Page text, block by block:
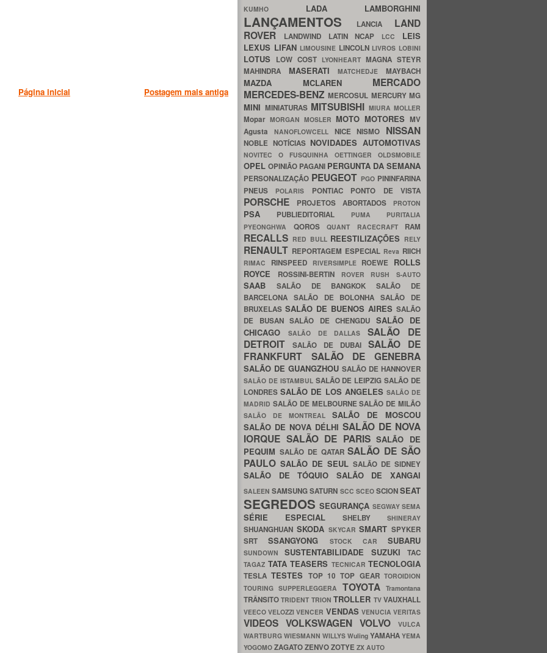
Postagem mais antiga
Página inicial
KUMHO LADA LAMBORGHINI
LANÇAMENTOS LANCIA LAND
ROVER
LANDWIND LATIN NCAP LCC LEIS
LEXUS LIFAN LIMOUSINE LINCOLN LIVROS LOBINI
LOTUS LOW COST LYONHEART MAGNA STEYR
MAHINDRA MASERATIMATCHEDJEMAYBACH
MAZDA MCLAREN MERCADO
MERCEDES-BENZMERCOSUL MERCURYMG
MINI MINIATURAS MITSUBISHI MIURA MOLLER
Mopar MORGAN MOSLER MOTO MOTORES MV
Agusta NANOFLOWCELL NICENISMO NISSAN
NOBLE NOTÍCIAS NOVIDADES AUTOMOTIVAS
NOVITEC O FUSQUINHA OETTINGER OLDSMOBILE
OPEL OPINIÃO PAGANI PERGUNTA DA SEMANA
PERSONALIZAÇÃO PEUGEOT PGO PININFARINA
PNEUS
POLARIS PONTIAC PONTO DE VISTA
PORSCHE PROJETOS ABORTADOS PROTON
PSA PUBLIEDITORIAL PUMA PURITALIA
PYEONGHWA QOROS QUANT RACECRAFT RAM
RECALLS RED BULL REESTILIZAÇÕES RELY
RENAULT REPORTAGEM ESPECIAL Reva RIICH
RIMAC RINSPEED RIVERSIMPLE ROEWE ROLLS
ROYCE
ROSSINI-BERTIN ROVER RUSH S-AUTO
SAAB SALÃO DE BANGKOKSALÃO DE
BARCELONA SALÃO DE BOLONHASALÃO DE
BRUXELAS SALÃO DE BUENOS AIRES SALÃO
DE BUSAN SALÃO DE CHENGDU SALÃO DE
CHICAGO
SALÃO DE DALLASSALÃO DE
DETROIT
SALÃO DE DUBAI SALÃO DE
FRANKFURT SALÃO DE GENEBRA
SALÃO DE GUANGZHOU SALÃO DE HANNOVER
SALÃO DE ISTAMBUL SALÃO DE LEIPZIGSALÃO DE
LONDRESSALÃO DE LOS ANGELES SALÃO DE
MADRID SALÃO DE MELBOURNESALÃO DE MILÃO
SALÃO DE MONTREAL SALÃO DE MOSCOU
SALÃO DE NOVA DÉLHI SALÃO DE NOVA
IORQUE SALÃO DE PARISSALÃO DE
PEQUIM SALÃO DE QATARSALÃO DE SÃO
PAULO SALÃO DE SEUL SALÃO DE SIDNEY
SALÃO DE TÓQUIO SALÃO DE XANGAI
SALEENSAMSUNGSATURN SCC SCEO SCIONSEAT
SEGREDOSSEGURANÇA SEGWAYSEMA
SÉRIE ESPECIAL SHELBY SHINERAY
SHUANGHUAN SKODA SKYCARSMART SPYKER
SRTSSANGYONG STOCK CAR SUBARU
SUNDOWNSUSTENTABILIDADE SUZUKITAC
TAGAZ TATA TEASERS TECNICAR TECNOLOGIA
TESLATESTES TOP 10TOP GEARTOROIDION
TOURING SUPPERLEGGERA TOYOTATramontana
TRÂNSITOTRIDENT TRIONTROLLER TVVAUXHALL
VEECOVELOZZIVENCER VENDAS VENUCIAVERITAS
VIDEOS VOLKSWAGEN VOLVO
VULCA
WARTBURG WIESMANN WILLYS Wuling YAMAHA YEMA
YOGOMO ZAGATOZENVOZOTYE ZX AUTO